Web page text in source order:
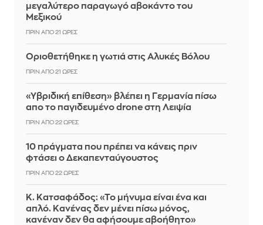
μεγαλύτερο παραγωγό αβοκάντο του
Μεξικού
ΠΡΙΝ ΑΠΌ 21 ΏΡΕΣ
Οριοθετήθηκε η γωτιά στις Αλυκές Βόλου
ΠΡΙΝ ΑΠΌ 21 ΏΡΕΣ
«Υβριδική επίθεση» βλέπει η Γερμανία πίσω
απο το παγιδευμένο drone στη Λειψία
ΠΡΙΝ ΑΠΌ 22 ΏΡΕΣ
10 πράγματα που πρέπει να κάνεις πριν
φτάσει ο Δεκαπενταύγουστος
ΠΡΙΝ ΑΠΌ 22 ΏΡΕΣ
Κ. Κατσαφάδος: «Το μήνυμα είναι ένα και
απλό. Κανένας δεν μένει πίσω μόνος,
κανέναν δεν θα αφήσουμε αβοήθητο»